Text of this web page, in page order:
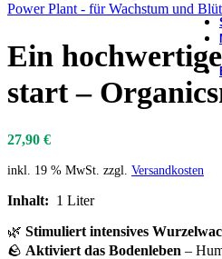
Power Plant - für Wachstum und
Ein
start –
27,90 €
inkl. 19 % MwSt. zzgl. Versandkosten
Inhalt: 1 Liter
🌿 Stimuliert intensives
🪨 Aktiviert das Bodenleben –